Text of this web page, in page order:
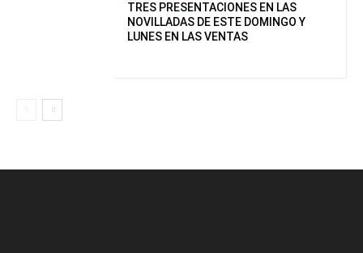
TRES PRESENTACIONES EN LAS
NOVILLADAS DE ESTE DOMINGO Y
LUNES EN LAS VENTAS